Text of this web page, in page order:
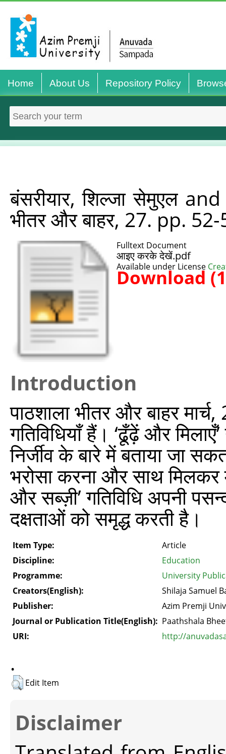
Home About Us Repository Policy
बंसरीयार, शिल्‍जा सेमुएल
भीतर और बाहर, 27. pp.
Fulltext Document
आइए करके देखें.pdf
Available under License
Download
Introduction
पाठशाला भीतर और बाहर
गतिविधियाँ हैं। ‘ढूँढ़ें और
निर्जीव के बारे में बताया जा
भरोसा करना और साथ
और सब्ज़ी’ गतिविधि अपनी
दक्षताओं को समृद्ध करती है।
Item Type:
Article
Discipline:
Education
Programme:
University
Creators(English):
Shilaja Samuel
Publisher:
Azim Premji
Journal or Publication Title(English): Paathshala
URI:
http://
.
Edit Item
Disclaimer